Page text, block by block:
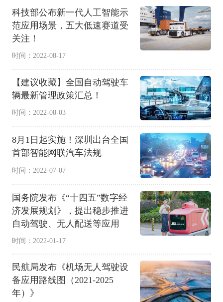
科技部公布新一代人工智能示
范应用场景，五大低速赛道受
关注！
时间：2022-08-17
【建议收藏】全国自动驾驶车
辆最新管理政策汇总！
时间：2022-08-03
8月1日起实施！深圳出台全国
首部智能网联汽车法规
时间：2022-07-07
国务院发布《“十四五”数字经
济发展规划》，提出稳步推进
自动驾驶、无人配送等应用
时间：2022-01-17
民航局发布《机场无人驾驶设
备应用路线图（2021-2025
年）》